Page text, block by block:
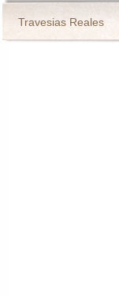
Travesias Reales